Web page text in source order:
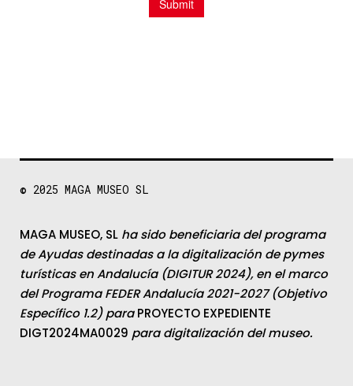
© 2025 MAGA MUSEO SL
MAGA MUSEO, SL ha sido beneficiaria del programa
de Ayudas destinadas a la digitalización de pymes
turísticas en Andalucía (DIGITUR 2024), en el marco
del Programa FEDER Andalucía 2021-2027 (Objetivo
Específico 1.2) paraPROYECTO EXPEDIENTE
DIGT2024MA0029 para digitalización del museo.